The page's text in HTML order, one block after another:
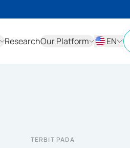
ResearchOur Platform
EN
TERBIT PADA